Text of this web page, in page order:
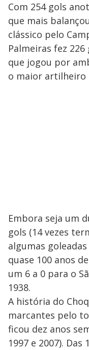
Com 254 gols
que mais
clássico pelo
Palmeiras fez
que jogou por
o maior artilheiro
Embora seja um
gols (14 vezes
algumas
quase 100 anos
um 6 a 0 para o
1938.
A história do
marcantes pelo
ficou dez anos
1997 e 2007).